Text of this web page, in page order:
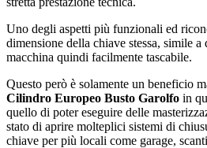
Uno degli aspetti più funzionali ed
dimensione della chiave stessa, simile
macchina quindi facilmente tascabile.
Questo però è solamente un beneficio
Cilindro Europeo Busto Garolfo in
quello di poter eseguire delle
stato di aprire molteplici sistemi di
chiave per più locali come garage,